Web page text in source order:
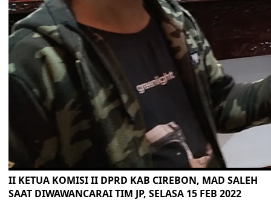
II KETUA KOMISI II DPRD KAB CIREBON, MAD SALEH
SAAT DIWAWANCARAI TIM JP, SELASA 15 FEB 2022